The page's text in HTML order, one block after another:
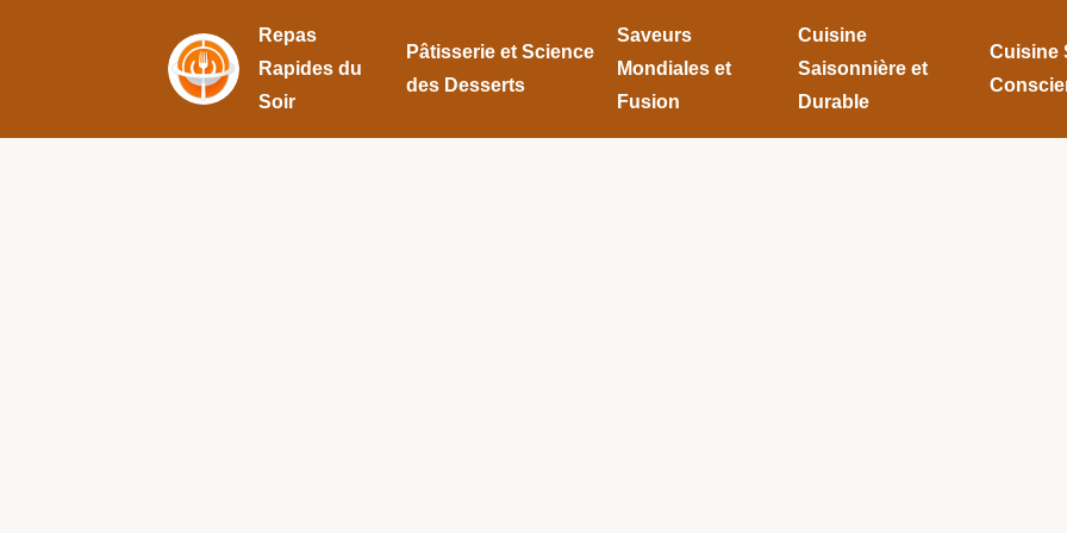
Repas
Rapides du
Soir
Pâtisserie et Science
des Desserts
Saveurs
Mondiales et
Fusion
Cuisine
Saisonnière et
Durable
Cuisine